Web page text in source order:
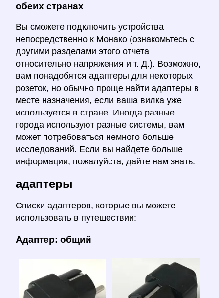
обеих странах
Вы сможете подключить устройства
непосредственно к Монако (ознакомьтесь с
другими разделами этого отчета
относительно напряжения и т. Д.). Возможно,
вам понадобятся адаптеры для некоторых
розеток, но обычно проще найти адаптеры в
месте назначения, если ваша вилка уже
используется в стране. Иногда разные
города используют разные системы, вам
может потребоваться немного больше
исследований. Если вы найдете больше
информации, пожалуйста, дайте нам знать.
адаптеры
Списки адаптеров, которые вы можете
использовать в путешествии:
Адаптер: общий